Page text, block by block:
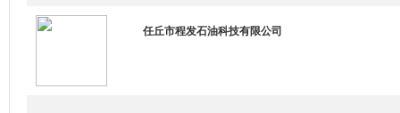
任丘市程发石油科技有限公司